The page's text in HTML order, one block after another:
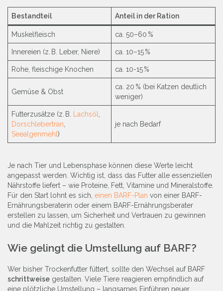
Bestandteil Anteil in der Ration
Muskelfleisch ca. 50–60 %
Innereien (z. B. Leber, Niere) ca. 10–15 %
Rohe, fleischige Knochen ca. 10-15 %
Gemüse & Obst
ca. 20 % (bei Katzen deutlich
weniger)
Futterzusätze (z. B. Lachsöl
Dorschlebertran
Seealgenmehl )
je nach Bedarf
Je nach Tier und Lebensphase können diese Werte leicht
angepasst werden. Wichtig ist, dass das Futter alle essenziellen
Nährstoffe liefert – wie Proteine, Fett, Vitamine und Mineralstoffe.
Für den Start lohnt es sich, einen BARF-Plan von einer BARF-
Ernährungsberaterin oder einem BARF-Ernährungsberater
erstellen zu lassen, um Sicherheit und Vertrauen zu gewinnen
und die Mahlzeit richtig zu gestalten.
Wie gelingt die Umstellung auf BARF?
Wer bisher Trockenfutter füttert, sollte den Wechsel auf BARF
schrittweise gestalten. Viele Tiere reagieren empfindlich auf
eine plötzliche Umstellung – langsames Einführen neuer